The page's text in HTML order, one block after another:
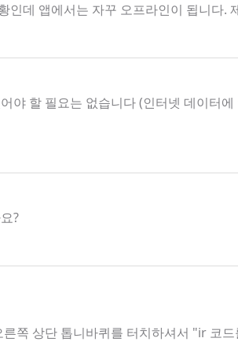
인데 앱에서는 자꾸 오프라인이 됩니다.
야 할 필요는 없습니다 (인터넷 데이터
?
쪽 상단 톱니바퀴를 터치하셔서 "ir 코